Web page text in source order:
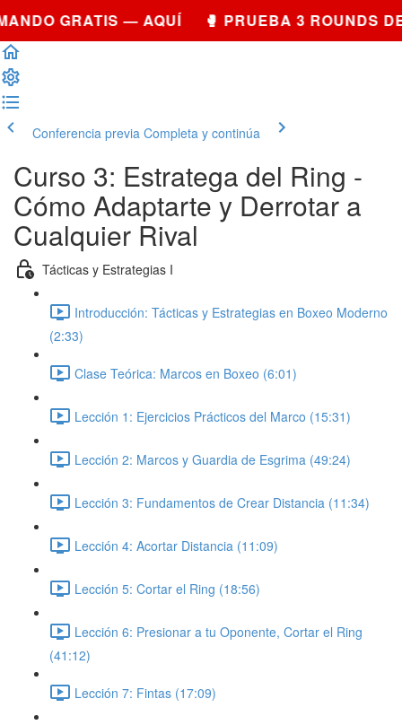
GRATIS — AQUÍ 🥊 PRUEBA 3 ROUNDS
Conferencia previa Completa y continúa
Curso 3: Estratega del Ring -
Cómo Adaptarte y Derrotar a
Cualquier Rival
Tácticas y Estrategias I
Introducción: Tácticas y Estrategias en Boxeo Moderno
(2:33)
Clase Teórica: Marcos en Boxeo (6:01)
Lección 1: Ejercicios Prácticos del Marco (15:31)
Lección 2: Marcos y Guardia de Esgrima (49:24)
Lección 3: Fundamentos de Crear Distancia (11:34)
Lección 4: Acortar Distancia (11:09)
Lección 5: Cortar el Ring (18:56)
Lección 6: Presionar a tu Oponente, Cortar el Ring
(41:12)
Lección 7: Fintas (17:09)